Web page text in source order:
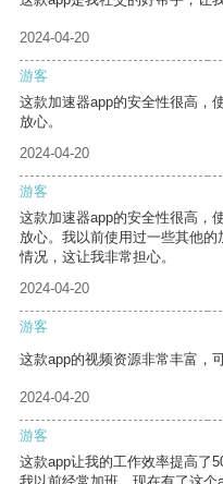
2024-04-20
游客
这款加速器app的安全性很高，
放心。
2024-04-20
游客
这款加速器app的安全性很高，
放心。我以前使用过一些其他
情况，这让我非常担心。
2024-04-20
游客
这款app的视频资源非常丰富，
2024-04-20
游客
这款app让我的工作效率提高了